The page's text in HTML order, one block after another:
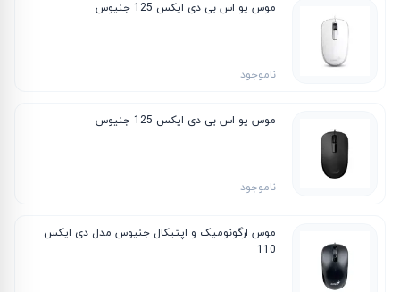
موس یو اس بی دی ایکس 125 جنیوس
ناموجود
موس یو اس بی دی ایکس 125 جنیوس
ناموجود
موس ارگونومیک و اپتیکال جنیوس مدل دی ایکس
110